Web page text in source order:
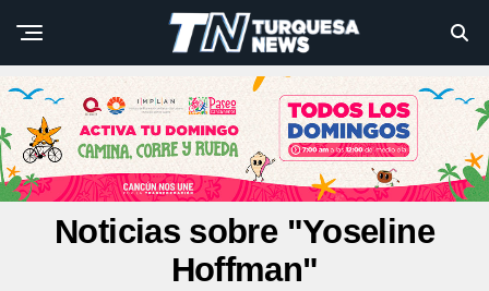
Noticias sobre "Yoseline
Hoffman"